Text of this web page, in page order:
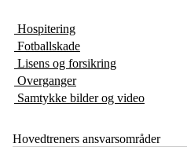
Hospitering
Fotballskade
Lisens og forsikring
Overganger
Samtykke bilder og video
Hovedtreners ansvarsområder